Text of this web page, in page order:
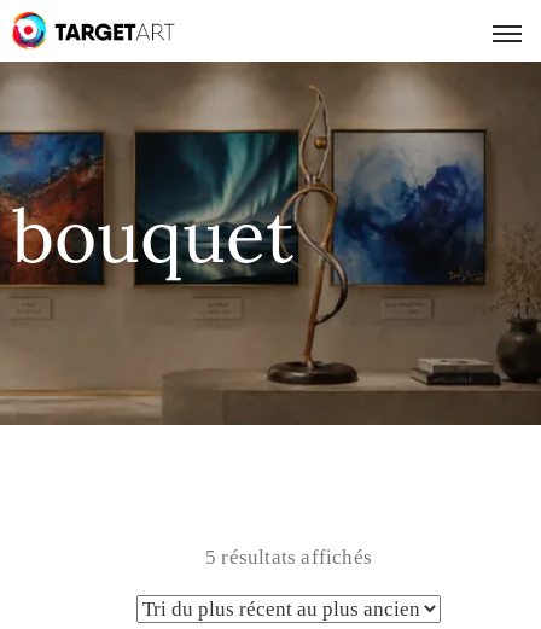
bouquet
5 résultats affichés